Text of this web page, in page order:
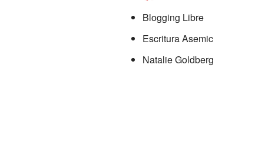
Blogging Libre
Escritura Asemic
Natalie Goldberg